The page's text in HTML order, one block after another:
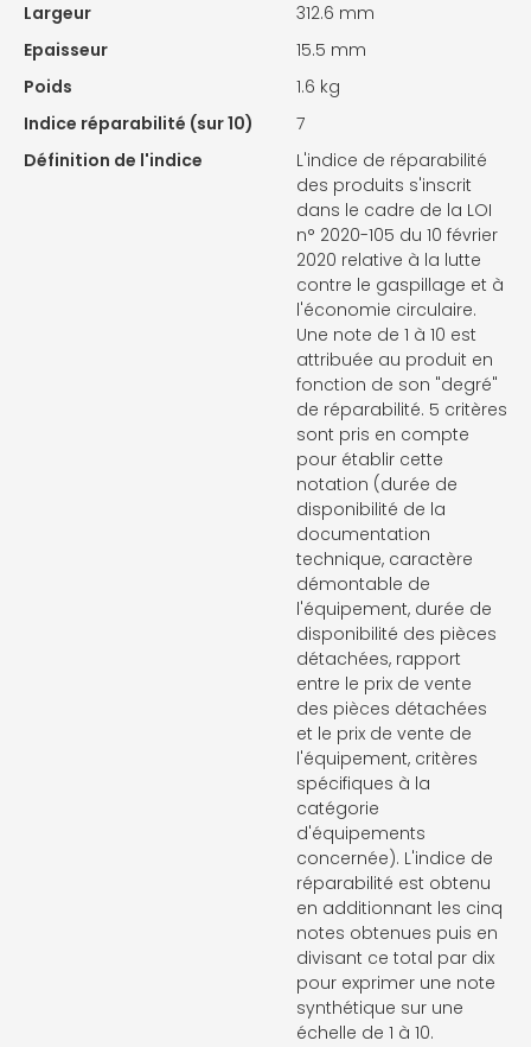
Largeur
312.6 mm
Epaisseur
15.5 mm
Poids
1.6 kg
Indice réparabilité (sur 10)
7
Définition de l'indice
L'indice de réparabilité
des produits s'inscrit
dans le cadre de la LOI
n° 2020-105 du 10 février
2020 relative à la lutte
contre le gaspillage et à
l'économie circulaire.
Une note de 1 à 10 est
attribuée au produit en
fonction de son "degré"
de réparabilité. 5 critères
sont pris en compte
pour établir cette
notation (durée de
disponibilité de la
documentation
technique, caractère
démontable de
l'équipement, durée de
disponibilité des pièces
détachées, rapport
entre le prix de vente
des pièces détachées
et le prix de vente de
l'équipement, critères
spécifiques à la
catégorie
d'équipements
concernée). L'indice de
réparabilité est obtenu
en additionnant les cinq
notes obtenues puis en
divisant ce total par dix
pour exprimer une note
synthétique sur une
échelle de 1 à 10.